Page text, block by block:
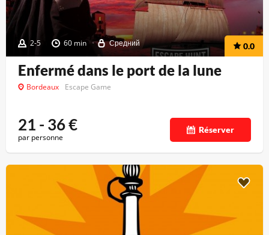
2-5 60 min Средний 0.0
Enfermé dans le port de la lune
Bordeaux Escape Game
21 - 36€
par personne
Réserver